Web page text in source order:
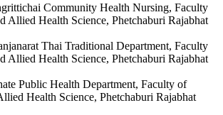
Community Health Nursing, Faculty
Allied Health Science, Phetchaburi Rajabhat
Thai Traditional Department, Faculty
Allied Health Science, Phetchaburi Rajabhat
Public Health Department, Faculty of
Health Science, Phetchaburi Rajabhat